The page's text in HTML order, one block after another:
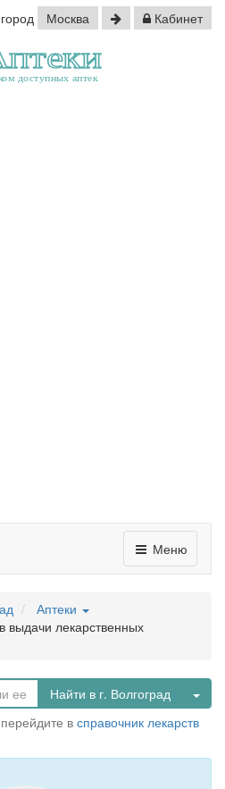
Москва Кабинет
Меню
Аптеки
выдачи лекарственных
Найти в г. Волгоград
в справочник лекарств